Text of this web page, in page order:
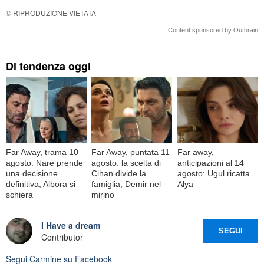
© RIPRODUZIONE VIETATA
Content sponsored by Outbrain
Di tendenza oggi
Far Away, trama 10
agosto: Nare prende
una decisione
definitiva, Albora si
schiera
Far Away, puntata 11
agosto: la scelta di
Cihan divide la
famiglia, Demir nel
mirino
Far away,
anticipazioni al 14
agosto: Ugul ricatta
Alya
I Have a dream
Contributor
SEGUI
Segui Carmine su Facebook